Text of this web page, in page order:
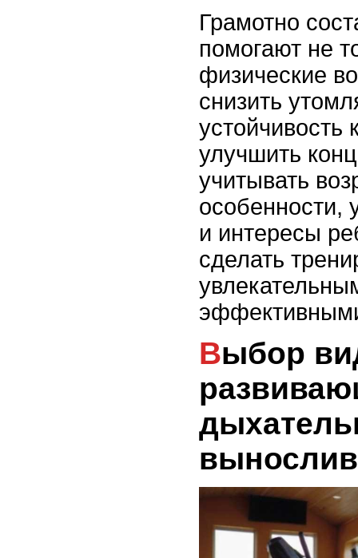
Грамотно
помогают не
физические
снизить
устойчивость
улучшить
учитывать
особенности,
и интересы
сделать
Выбор видов спорта,